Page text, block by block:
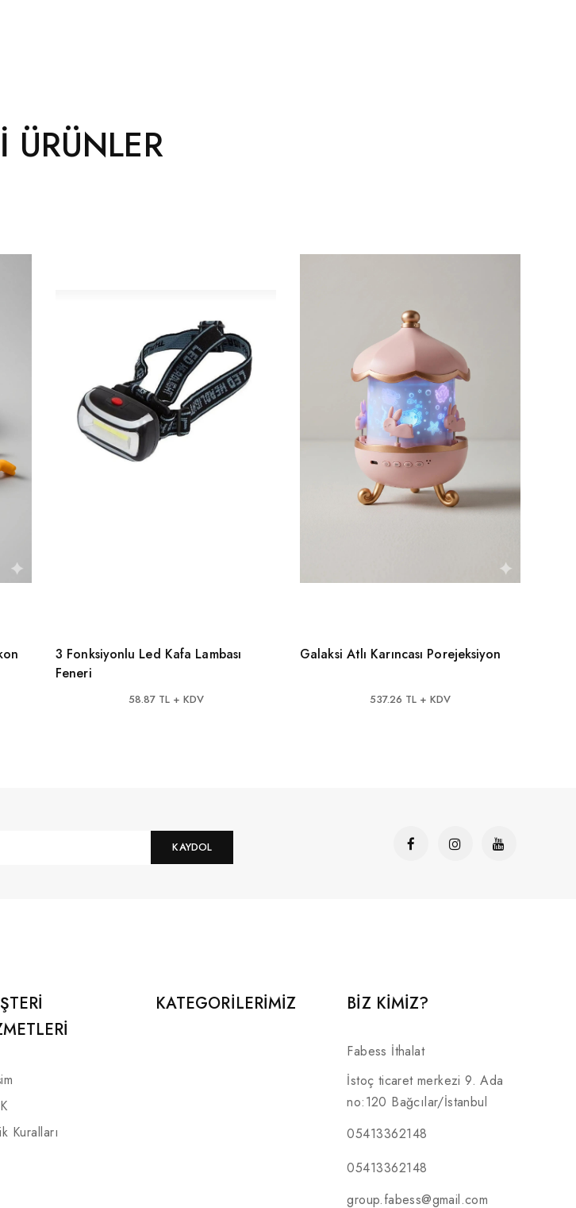
ÜRÜNLER
3 Fonksiyonlu Led Kafa Lambası
Feneri
58.87 TL + KDV
Galaksi Atlı Karıncası Porejeksiyon
537.26 TL + KDV
KAYDOL
Kuralları
KATEGORILERIMIZ BİZ KİMİZ?
Fabess İthalat
İstoç ticaret merkezi 9. Ada
no:120 Bağcılar/İstanbul
05413362148
05413362148
group.fabess@gmail.com